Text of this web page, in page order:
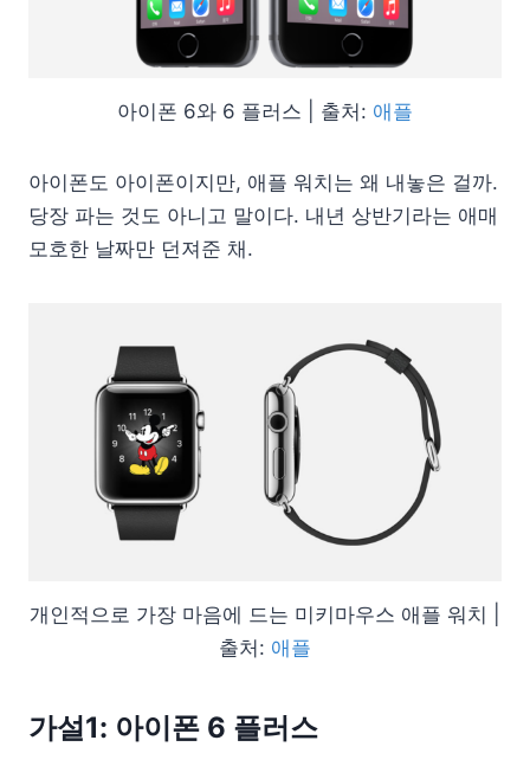
아이폰 6와 6 플러스 | 출처: 애플
아이폰도 아이폰이지만, 애플 워치는 왜 내놓은 걸까.
당장 파는 것도 아니고 말이다. 내년 상반기라는 애매
모호한 날짜만 던져준 채.
개인적으로 가장 마음에 드는 미키마우스 애플 워치 |
출처: 애플
가설1: 아이폰 6 플러스